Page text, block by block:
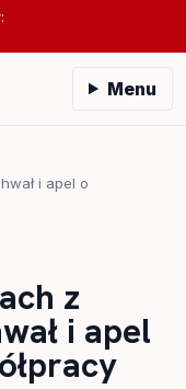
Menu
i apel o
z
i apel